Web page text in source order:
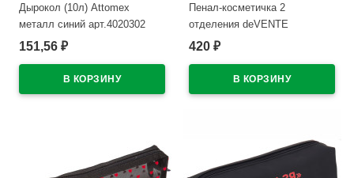
Дырокол (10л) Attomex
металл синий арт.4020302
В наличии
151,56 ₽
Пенал-косметичка 2
отделения deVENTE
Интроверт (Introvert)
арт.7020669
420 ₽